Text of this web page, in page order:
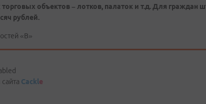
объектов – лотков, палаток и т.д. Для граждан
рублей.
«В»
Cackle